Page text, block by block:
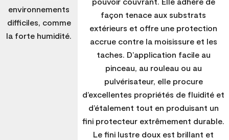
environnements
difficiles, comme
la forte humidité.
façon tenace aux substrats
extérieurs et offre une protection
accrue contre la moisissure et les
taches. D’application facile au
pinceau, au rouleau ou au
pulvérisateur, elle procure
d’excellentes propriétés de fluidité et
d’étalement tout en produisant un
fini protecteur extrêmement durable.
Le fini lustre doux est brillant et